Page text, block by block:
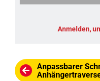
Anpassbarer
Anmelden,